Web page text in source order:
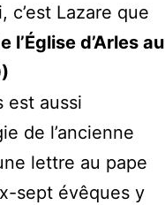
c’est Lazare que
l’Église d’Arles au
aussi
de l’ancienne
lettre au pape
sept évêques y